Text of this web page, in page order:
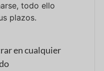
todo ello
plazos.
en cualquier